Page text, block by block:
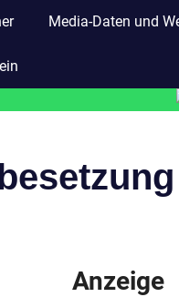
Media-Daten und
Anzeige